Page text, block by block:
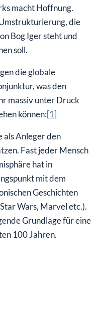
macht Hoffnung.
die
Bog Iger steht und
soll.
die globale
was den
massiv unter Druck
können:[1]
als Anleger den
Fast jeder Mensch
hat in
mit dem
Geschichten
Wars, Marvel etc.).
Grundlage für eine
100 Jahren.